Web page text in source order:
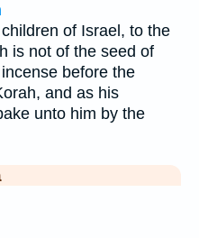
of Israel, to the
is not of the seed of
before the
and as his
unto him by the